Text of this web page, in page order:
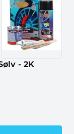
- 2K